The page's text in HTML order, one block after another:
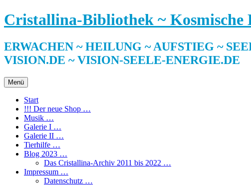
Zum
Inhalt
Cristallina-Bibliothek ~ Kosmische
ERWACHEN ~ HEILUNG ~ AUFSTIEG ~
VISION.DE ~ VISION-SEELE-ENERGIE.DE
Menü
Start
!!! Der neue Shop …
Musik …
Galerie I …
Galerie II …
Tierhilfe …
Blog 2023 …
Das Cristallina-Archiv 2011 bis 2022 …
Impressum …
Datenschutz …